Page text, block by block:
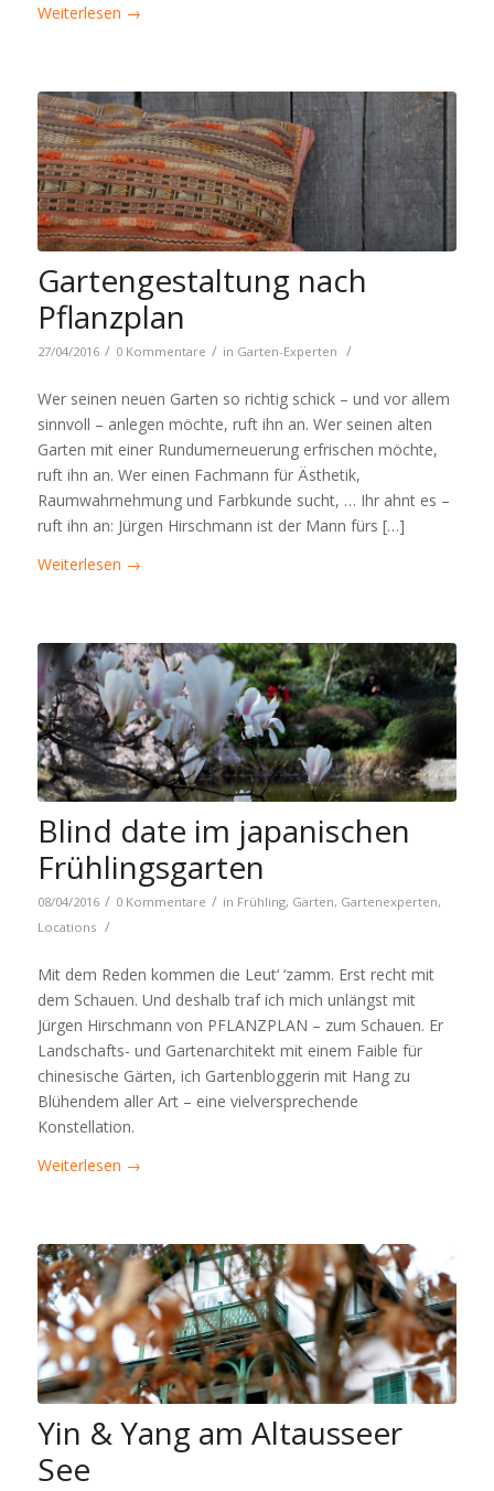
Weiterlesen →
Gartengestaltung nach
Pflanzplan
27/04/2016 / 0 Kommentare / in Garten-Experten /
Wer seinen neuen Garten so richtig schick – und vor allem
sinnvoll – anlegen möchte, ruft ihn an. Wer seinen alten
Garten mit einer Rundumerneuerung erfrischen möchte,
ruft ihn an. Wer einen Fachmann für Ästhetik,
Raumwahrnehmung und Farbkunde sucht, … Ihr ahnt es –
ruft ihn an: Jürgen Hirschmann ist der Mann fürs […]
Weiterlesen →
Blind date im japanischen
Frühlingsgarten
08/04/2016 / 0 Kommentare / in Frühling, Gärten, Gartenexperten,
Locations /
Mit dem Reden kommen die Leut‘ ‘zamm. Erst recht mit
dem Schauen. Und deshalb traf ich mich unlängst mit
Jürgen Hirschmann von PFLANZPLAN – zum Schauen. Er
Landschafts- und Gartenarchitekt mit einem Faible für
chinesische Gärten, ich Gartenbloggerin mit Hang zu
Blühendem aller Art – eine vielversprechende
Konstellation.
Weiterlesen →
Yin & Yang am Altausseer
See